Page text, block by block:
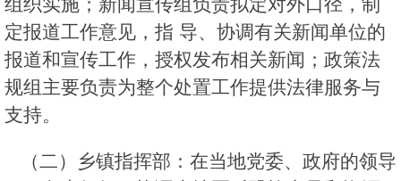
定报道工作意见，指 导、协调有关新闻单位的
报道和宣传工作，授权发布相关新闻；政策法
规组主要负责为整个处置工作提供法律服务与
支持。
（二）乡镇指挥部：在当地党委、政府的领导